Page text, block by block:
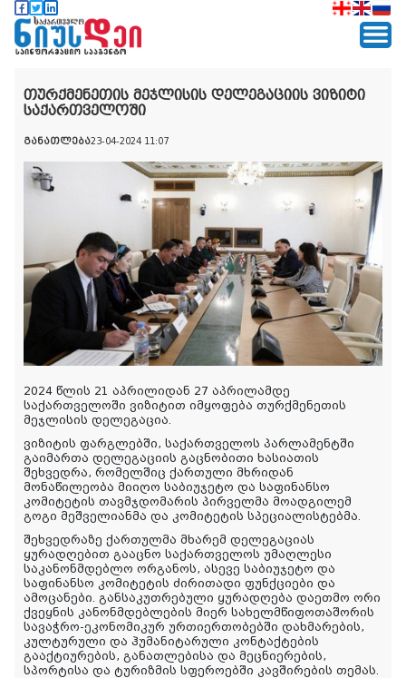
თურქმენეთის მეჯლისის დელეგაციის ვიზიტი
საქართველოში
განათლება23-04-2024 11:07
2024 წლის 21 აპრილიდან 27 აპრილამდე
საქართველოში ვიზიტით იმყოფება თურქმენეთის
მეჯლისის დელეგაცია.
ვიზიტის ფარგლებში, საქართველოს პარლამენტში
გაიმართა დელეგაციის გაცნობითი ხასიათის
შეხვედრა, რომელშიც ქართული მხრიდან
მონაწილეობა მიიღო საბიუჯეტო და საფინანსო
კომიტეტის თავმჯდომარის პირველმა მოადგილემ
გოგი მეშველიანმა და კომიტეტის სპეციალისტებმა.
შეხვედრაზე ქართულმა მხარემ დელეგაციას
ყურადღებით გააცნო საქართველოს უმაღლესი
საკანონმდებლო ორგანოს, ასევე საბიუჯეტო და
საფინანსო კომიტეტის ძირითადი ფუნქციები და
ამოცანები.
განსაკუთრებული ყურადღება დაეთმო ორი
ქვეყნის კანონმდებლების მიერ სახელმწიფოთაშორის
სავაჭრო-ეკონომიკურ ურთიერთობებში დახმარების,
კულტურული და ჰუმანიტარული კონტაქტების
გააქტიურების, განათლებისა და მეცნიერების,
სპორტისა და ტურიზმის სფეროებში კავშირების თემას.